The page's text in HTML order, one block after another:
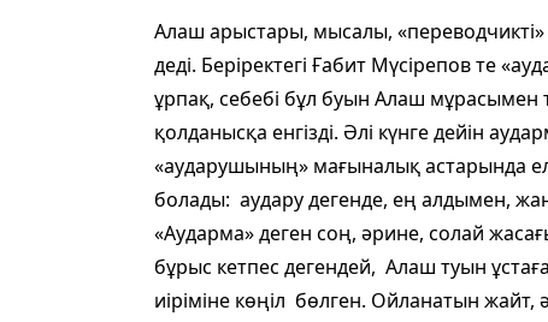
Алаш арыстары, мысалы,
деді. Беріректегі Ғабит Мүсірепов те
ұрпақ, себебі бұл буын Алаш мұрасымен
қолданысқа енгізді. Әлі күнге дейін
«аударушының» мағыналық астарында
болады: аудару дегенде, ең алдымен,
«Аударма» деген соң, әрине, солай
бұрыс кетпес дегендей, Алаш туын
иіріміне көңіл бөлген. Ойланатын жайт,